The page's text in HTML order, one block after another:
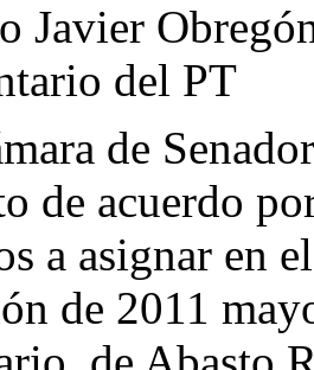
Javier
del PT
de
de acuerdo
a asignar en
de 2011